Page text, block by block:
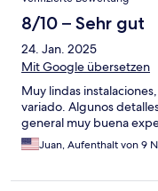
8/10 – Sehr gut
24. Jan. 2025
Mit Google übersetzen
Muy lindas
variado. Algunos
general muy buena
Juan, Aufenthalt von 9